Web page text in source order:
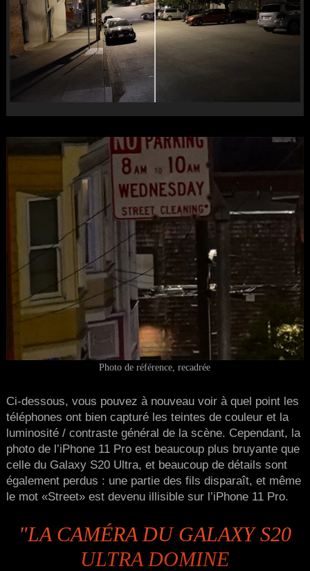
Photo de référence, recadrée
Ci-dessous, vous pouvez à nouveau voir à quel point les
téléphones ont bien capturé les teintes de couleur et la
luminosité / contraste général de la scène. Cependant, la
photo de l’iPhone 11 Pro est beaucoup plus bruyante que
celle du Galaxy S20 Ultra, et beaucoup de détails sont
également perdus : une partie des fils disparaît, et même
le mot «Street» est devenu illisible sur l’iPhone 11 Pro.
"LA CAMÉRA DU GALAXY S20
ULTRA DOMINE